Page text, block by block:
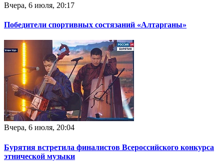
Вчера, 6 июля, 20:17
Победители спортивных состязаний «Алтарганы»
Вчера, 6 июля, 20:04
Бурятия встретила финалистов Всероссийского конкурса
этнической музыки